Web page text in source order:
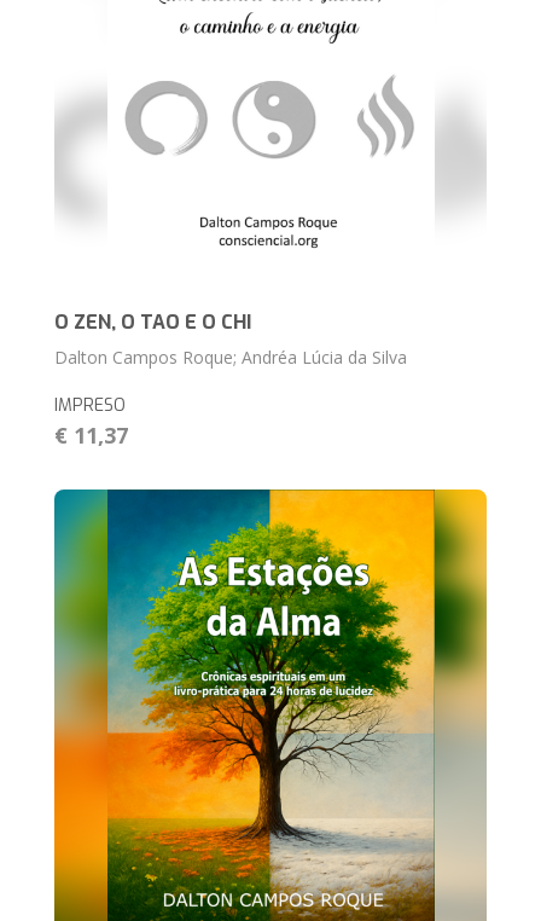
O ZEN, O TAO E O CHI
Dalton Campos Roque; Andréa Lúcia da Silva
IMPRESO
€ 11,37